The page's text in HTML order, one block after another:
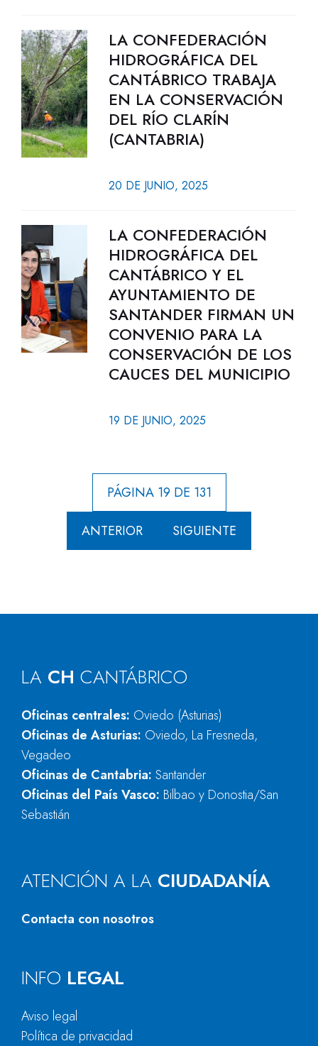
LA CONFEDERACIÓN
HIDROGRÁFICA DEL
CANTÁBRICO TRABAJA
EN LA CONSERVACIÓN
DEL RÍO CLARÍN
(CANTABRIA)
20 DE JUNIO, 2025
LA CONFEDERACIÓN
HIDROGRÁFICA DEL
CANTÁBRICO Y EL
AYUNTAMIENTO DE
SANTANDER FIRMAN UN
CONVENIO PARA LA
CONSERVACIÓN DE LOS
CAUCES DEL MUNICIPIO
19 DE JUNIO, 2025
PÁGINA 19 DE 131
ANTERIOR SIGUIENTE
LA CH CANTÁBRICO
Oficinas centrales: Oviedo (Asturias)
Oficinas de Asturias: Oviedo, La Fresneda,
Vegadeo
Oficinas de Cantabria: Santander
Oficinas del País Vasco: Bilbao y Donostia/San
Sebastián
ATENCIÓN A LA CIUDADANÍA
Contacta con nosotros
INFO LEGAL
Aviso legal
Política de privacidad